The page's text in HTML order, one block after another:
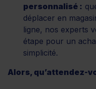
personnalisé :
déplacer en
ligne, nos experts
étape pour un
simplicité.
Alors, qu’attendez-